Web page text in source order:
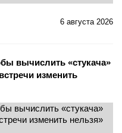
6 августа 2026
вычислить «стукача»
изменить